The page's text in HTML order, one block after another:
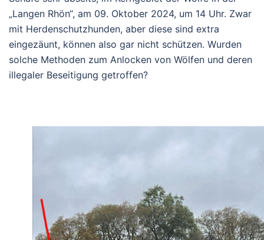
„Langen Rhön“, am 09. Oktober 2024, um 14 Uhr. Zwar
mit Herdenschutzhunden, aber diese sind extra
eingezäunt, können also gar nicht schützen. Wurden
solche Methoden zum Anlocken von Wölfen und deren
illegaler Beseitigung getroffen?